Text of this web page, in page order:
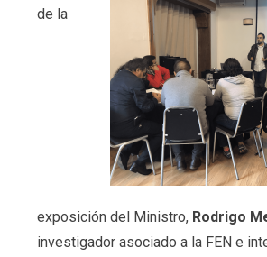
de la
exposición del Ministro, Rodrigo
investigador asociado a la FEN e